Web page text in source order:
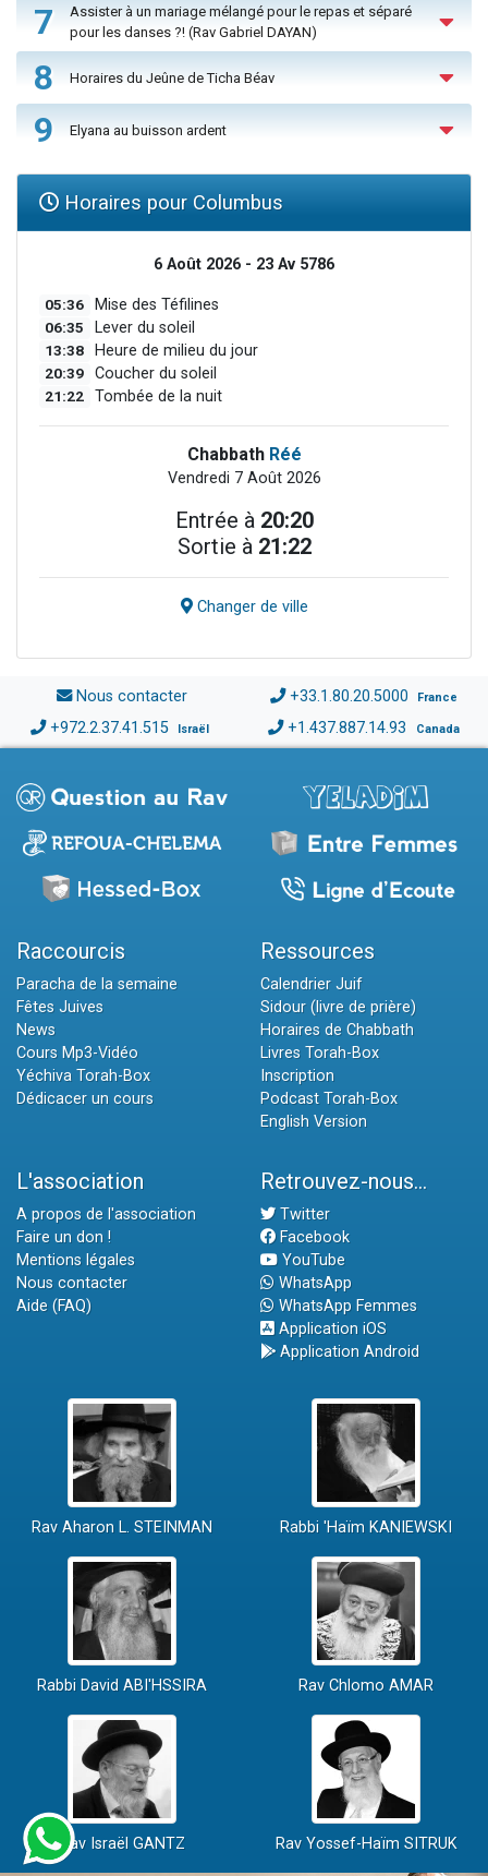
7
Assister à un mariage mélangé pour le repas et séparé
pour les danses ?! (Rav Gabriel DAYAN)
8 Horaires du Jeûne de Ticha Béav
9 Elyana au buisson ardent
Horaires pour Columbus
6 Août 2026 - 23 Av 5786
05:36 Mise des Téfilines
06:35 Lever du soleil
13:38 Heure de milieu du jour
20:39 Coucher du soleil
21:22 Tombée de la nuit
Chabbath Réé
Vendredi 7 Août 2026
Entrée à 20:20
Sortie à 21:22
Changer de ville
Nous contacter +33.1.80.20.5000 France
+972.2.37.41.515 Israël +1.437.887.14.93 Canada
Raccourcis
Paracha de la semaine
Fêtes Juives
News
Cours Mp3-Vidéo
Yéchiva Torah-Box
Dédicacer un cours
Ressources
Calendrier Juif
Sidour (livre de prière)
Horaires de Chabbath
Livres Torah-Box
Inscription
Podcast Torah-Box
English Version
L'association
A propos de l'association
Faire un don !
Mentions légales
Nous contacter
Aide (FAQ)
Retrouvez-nous...
Twitter
Facebook
YouTube
WhatsApp
WhatsApp Femmes
Application iOS
Application Android
Rav Aharon L. STEINMAN Rabbi 'Haïm KANIEWSKI
Rabbi David ABI'HSSIRA Rav Chlomo AMAR
Rav Israël GANTZ Rav Yossef-Haïm SITRUK